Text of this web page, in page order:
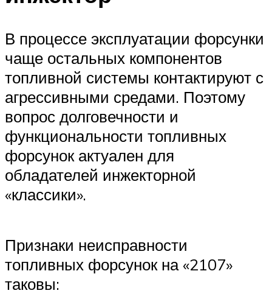
В процессе эксплуатации форсунки
чаще остальных компонентов
топливной системы контактируют с
агрессивными средами. Поэтому
вопрос долговечности и
функциональности топливных
форсунок актуален для
обладателей инжекторной
«классики».
Признаки неисправности
топливных форсунок на «2107»
таковы: